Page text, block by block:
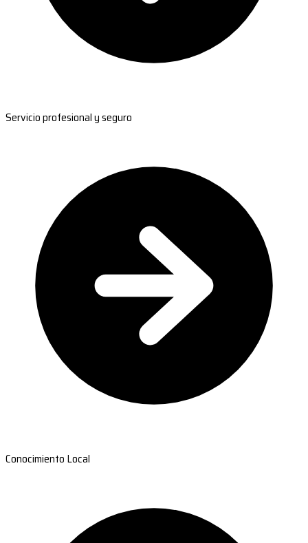
Servicio profesional y seguro
Conocimiento Local